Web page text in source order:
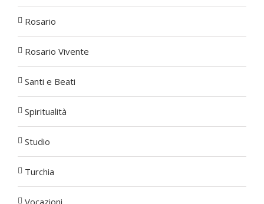
Rosario
Rosario Vivente
Santi e Beati
Spiritualità
Studio
Turchia
Vocazioni